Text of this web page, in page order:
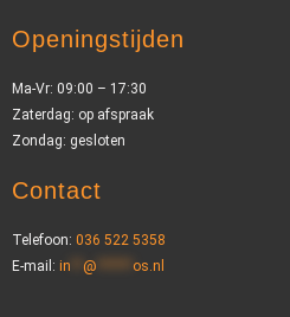
Openingstijden
Ma-Vr: 09:00 – 17:30
Zaterdag: op afspraak
Zondag: gesloten
Contact
Telefoon: 036 522 5358
E-mail: in @ os.nl